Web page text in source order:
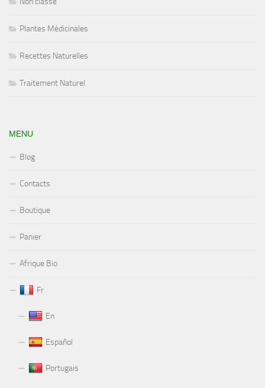
Plantes Médicinales
Recettes Naturelles
Traitement Naturel
MENU
Blog
Contacts
Boutique
Panier
Afrique Bio
Fr
En
Español
Portugais